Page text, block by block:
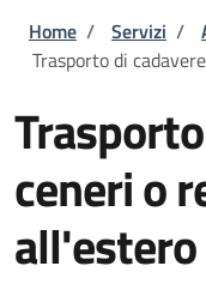
Briciole di
Home / Servizi /
Trasporto di
ceneri o
all'estero